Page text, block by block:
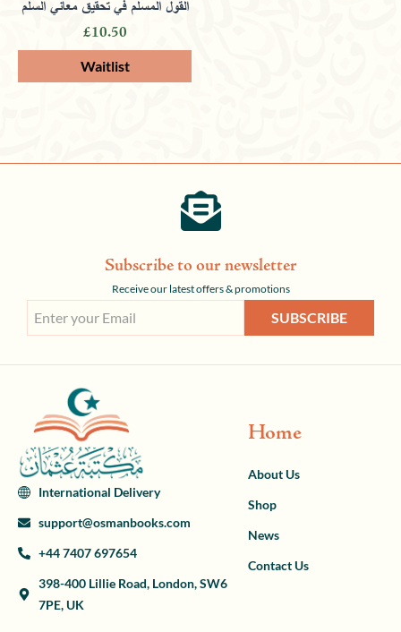
القول المسلم في تحقيق معاني السلم
£10.50
Subscribe to our newsletter
Receive our latest offers & promotions
SUBSCRIBE
International Delivery
support@osmanbooks.com
+44 7407 697654
398-400 Lillie Road, London, SW6
7PE, UK
Home
About Us
Shop
News
Contact Us